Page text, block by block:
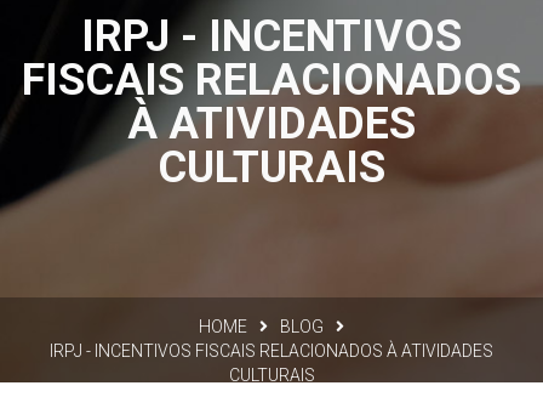
IRPJ - INCENTIVOS
FISCAIS RELACIONADOS
À ATIVIDADES
CULTURAIS
HOME
BLOG
IRPJ - INCENTIVOS FISCAIS RELACIONADOS À ATIVIDADES
CULTURAIS